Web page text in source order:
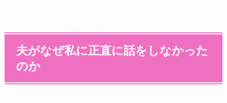
夫がなぜ私に正直に話をしなかった
のか